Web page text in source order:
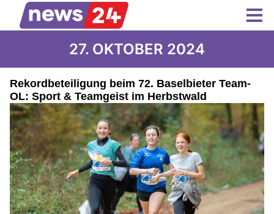
27. OKTOBER 2024
Rekordbeteiligung beim 72. Baselbieter Team-
OL: Sport & Teamgeist im Herbstwald